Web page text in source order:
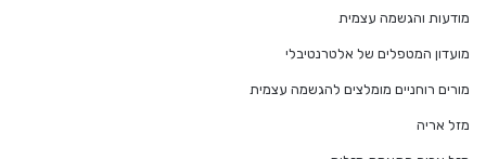
מודעות והגשמה עצמית
מועדון המטפלים של אלטרנטיבלי
מורים רוחניים מומלצים להגשמה עצמית
מזל אריה